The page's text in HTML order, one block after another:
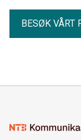
BESØK VÅRT